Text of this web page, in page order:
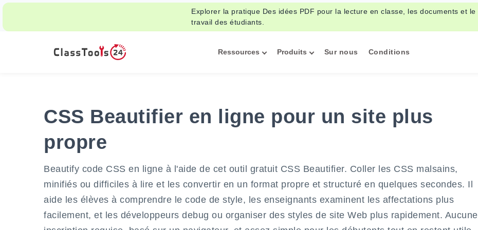
Explorer la pratique Des idées PDF pour la lecture en classe, les documents et le
travail des étudiants.
Ressources Produits Sur nous Conditions
CSS Beautifier en ligne pour un site plus
propre
Beautify code CSS en ligne à l'aide de cet outil gratuit CSS Beautifier. Coller les CSS malsains,
minifiés ou difficiles à lire et les convertir en un format propre et structuré en quelques secondes. Il
aide les élèves à comprendre le code de style, les enseignants examinent les affectations plus
facilement, et les développeurs debug ou organiser des styles de site Web plus rapidement. Aucune